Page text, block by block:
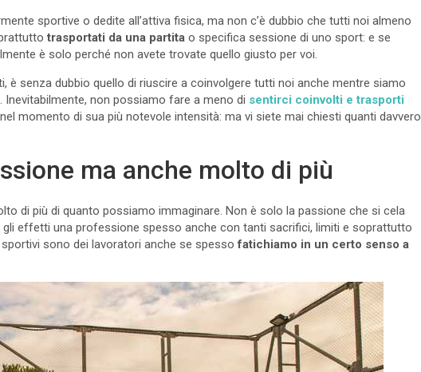
sportive o dedite all’attiva fisica, ma non c’è dubbio che tutti noi almeno
trasportati da una partita o specifica sessione di uno sport: e se
è solo perché non avete trovate quello giusto per voi.
è senza dubbio quello di riuscire a coinvolgere tutti noi anche mentre siamo
non possiamo fare a meno di sentirci coinvolti e trasporti
momento di sua più notevole intensità: ma vi siete mai chiesti quanti davvero
ma anche molto di più
di più di quanto possiamo immaginare. Non è solo la passione che si cela
effetti una professione spesso anche con tanti sacrifici, limiti e soprattutto
sono dei lavoratori anche se spesso fatichiamo in un certo senso a